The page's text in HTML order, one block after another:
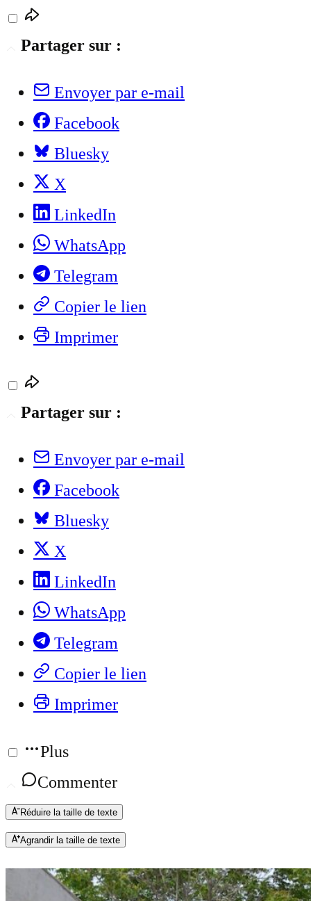
Partager sur :
Envoyer par e-mail
Facebook
Bluesky
X
LinkedIn
WhatsApp
Telegram
Copier le lien
Imprimer
Partager sur :
Envoyer par e-mail
Facebook
Bluesky
X
LinkedIn
WhatsApp
Telegram
Copier le lien
Imprimer
Plus
Commenter
Réduire la taille de texte
Agrandir la taille de texte